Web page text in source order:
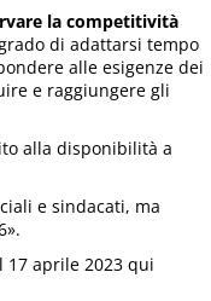
la competitività
di adattarsi tempo
alle esigenze dei
e raggiungere gli
alla disponibilità a
e sindacati, ma
17 aprile 2023 qui